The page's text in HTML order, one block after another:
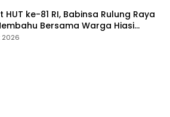
HUT ke-81 RI, Babinsa Rulung Raya
Bersama Warga Hiasi
2026